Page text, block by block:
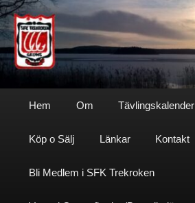
Hoppa
till
primärt
innehållSfktrekroken
Hem Om Tävlingskalender
Köp o Sälj Länkar Kontakt
Bli Medlem i SFK Trekroken